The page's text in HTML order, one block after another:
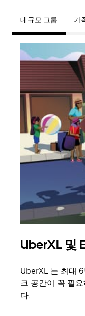
대규모 그룹 가
UberXL 및
UberXL 는 최대
크 공간이 꼭 필
다.